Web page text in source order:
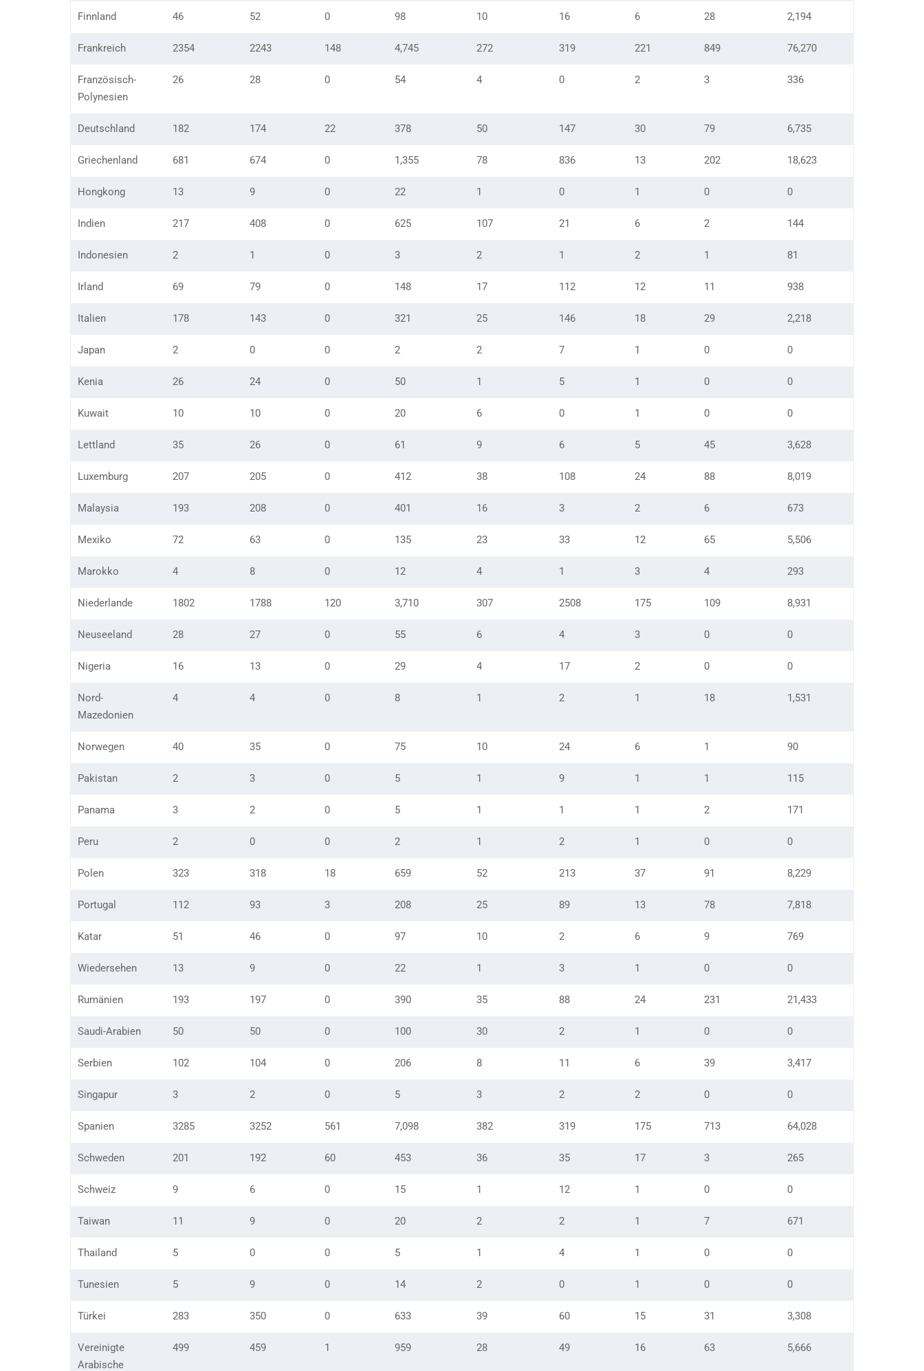
Finnland 46 52 0 98 10 16 6 28 2,194
Frankreich 2354 2243 148 4,745 272 319 221 849 76,270
Französisch-
Polynesien
26 28 0 54 4 0 2 3 336
Deutschland 182 174 22 378 50 147 30 79 6,735
Griechenland 681 674 0 1,355 78 836 13 202 18,623
Hongkong 13 9 0 22 1 0 1 0 0
Indien 217 408 0 625 107 21 6 2 144
Indonesien 2 1 0 3 2 1 2 1 81
Irland 69 79 0 148 17 112 12 11 938
Italien 178 143 0 321 25 146 18 29 2,218
Japan 2 0 0 2 2 7 1 0 0
Kenia 26 24 0 50 1 5 1 0 0
Kuwait 10 10 0 20 6 0 1 0 0
Lettland 35 26 0 61 9 6 5 45 3,628
Luxemburg 207 205 0 412 38 108 24 88 8,019
Malaysia 193 208 0 401 16 3 2 6 673
Mexiko 72 63 0 135 23 33 12 65 5,506
Marokko 4 8 0 12 4 1 3 4 293
Niederlande 1802 1788 120 3,710 307 2508 175 109 8,931
Neuseeland 28 27 0 55 6 4 3 0 0
Nigeria 16 13 0 29 4 17 2 0 0
Nord-
Mazedonien
4 4 0 8 1 2 1 18 1,531
Norwegen 40 35 0 75 10 24 6 1 90
Pakistan 2 3 0 5 1 9 1 1 115
Panama 3 2 0 5 1 1 1 2 171
Peru 2 0 0 2 1 2 1 0 0
Polen 323 318 18 659 52 213 37 91 8,229
Portugal 112 93 3 208 25 89 13 78 7,818
Katar 51 46 0 97 10 2 6 9 769
Wiedersehen 13 9 0 22 1 3 1 0 0
Rumänien 193 197 0 390 35 88 24 231 21,433
Saudi-Arabien 50 50 0 100 30 2 1 0 0
Serbien 102 104 0 206 8 11 6 39 3,417
Singapur 3 2 0 5 3 2 2 0 0
Spanien 3285 3252 561 7,098 382 319 175 713 64,028
Schweden 201 192 60 453 36 35 17 3 265
Schweiz 9 6 0 15 1 12 1 0 0
Taiwan 11 9 0 20 2 2 1 7 671
Thailand 5 0 0 5 1 4 1 0 0
Tunesien 5 9 0 14 2 0 1 0 0
Türkei 283 350 0 633 39 60 15 31 3,308
Vereinigte
Arabische
499 459 1 959 28 49 16 63 5,666